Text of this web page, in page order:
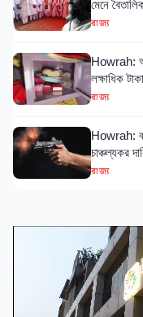
মেনে
রাজ্য
Howrah:
লক্ষাধিক
রাজ্য
Howrah:
চাঞ্চল্যকর
রাজ্য